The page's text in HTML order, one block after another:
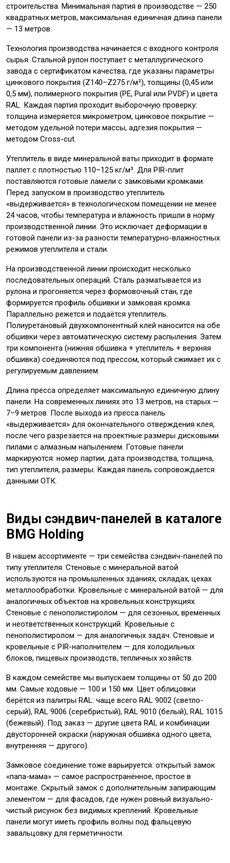
строительства. Минимальная партия в производстве — 250
квадратных метров, максимальная единичная длина панели
— 13 метров.
Технология производства начинается с входного контроля
сырья. Стальной рулон поступает с металлургического
завода с сертификатом качества, где указаны параметры
цинкового покрытия (Z140–Z275 г/м²), толщины (0,45 или
0,5 мм), полимерного покрытия (PE, Pural или PVDF) и цвета
RAL. Каждая партия проходит выборочную проверку:
толщина измеряется микрометром, цинковое покрытие —
методом удельной потери массы, адгезия покрытия —
методом Cross-cut.
Утеплитель в виде минеральной ваты приходит в формате
паллет с плотностью 110–125 кг/м³. Для PIR-плит
поставляются готовые ламели с замковыми кромками.
Перед запуском в производство утеплитель
«выдерживается» в технологическом помещении не менее
24 часов, чтобы температура и влажность пришли в норму
производственной линии. Это исключает деформации в
готовой панели из-за разности температурно-влажностных
режимов утеплителя и стали.
На производственной линии происходит несколько
последовательных операций. Сталь разматывается из
рулона и прогоняется через формовочный стан, где
формируется профиль обшивки и замковая кромка.
Параллельно режется и подаётся утеплитель.
Полиуретановый двухкомпонентный клей наносится на обе
обшивки через автоматическую систему распыления. Затем
три компонента (нижняя обшивка + утеплитель + верхняя
обшивка) соединяются под прессом, который сжимает их с
регулируемым давлением.
Длина пресса определяет максимальную единичную длину
панели. На современных линиях это 13 метров, на старых —
7–9 метров. После выхода из пресса панель
«выдерживается» для окончательного отверждения клея,
после чего разрезается на проектные размеры дисковыми
пилами с алмазным напылением. Готовые панели
маркируются: номер партии, дата производства, толщина,
тип утеплителя, размеры. Каждая панель сопровождается
данными ОТК.
Виды сэндвич-панелей в каталоге
BMG Holding
В нашем ассортименте — три семейства сэндвич-панелей по
типу утеплителя. Стеновые с минеральной ватой
используются на промышленных зданиях, складах, цехах
металлообработки. Кровельные с минеральной ватой — для
аналогичных объектов на кровельных конструкциях.
Стеновые с пенополистиролом — для сезонных, временных
и неответственных конструкций. Кровельные с
пенополистиролом — для аналогичных задач. Стеновые и
кровельные с PIR-наполнителем — для холодильных
блоков, пищевых производств, тепличных хозяйств.
В каждом семействе мы выпускаем толщины от 50 до 200
мм. Самые ходовые — 100 и 150 мм. Цвет облицовки
берётся из палитры RAL: чаще всего RAL 9002 (светло-
серый), RAL 9006 (серебристый), RAL 9010 (белый), RAL 1015
(бежевый). Под заказ — другие цвета RAL и комбинации
двусторонней окраски (наружная обшивка одного цвета,
внутренняя — другого).
Замковое соединение тоже варьируется: открытый замок
«папа-мама» — самое распространённое, простое в
монтаже. Скрытый замок с дополнительным запирающим
элементом — для фасадов, где нужен ровный визуально-
чистый рисунок без видимых креплений. Кровельные
панели могут иметь профиль волны под фальцевую
завальцовку для герметичности.